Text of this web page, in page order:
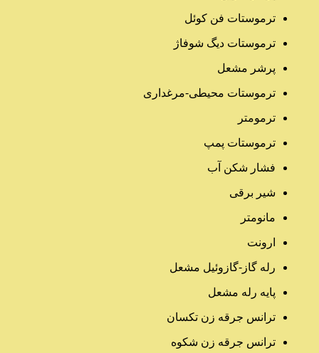
ترموستات فن کوئل
ترموستات دیگ شوفاژ
پرشر مشعل
ترموستات محیطی-مرغداری
ترمومتر
ترموستات پمپ
فشار شکن آب
شیر برقی
مانومتر
ارونت
رله گاز-گازوئیل مشعل
پایه رله مشعل
ترانس جرقه زن تکسان
ترانس جرقه زن شکوه